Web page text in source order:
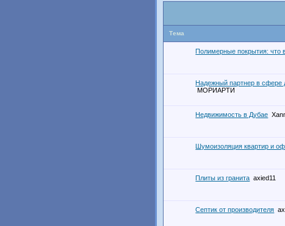
Тема
Полимерные покрытия: что
Надежный партнер в сфере
МОРИАРТИ
Недвижимость в Дубае
Шумоизоляция квартир и
Плиты из гранита axied11
Септик от производителя